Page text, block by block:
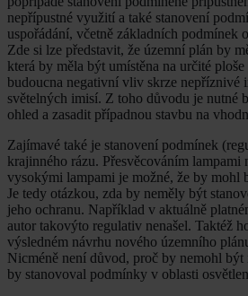
nepřípustné využití a také stanovení
uspořádání, včetně základních podmínek
Zde si lze představit, že územní plán by
která by měla být umístěna na určité
budoucna negativní vliv skrze nepříznivé
světelných imisí. Z toho důvodu je nutné
ohled a zasadit případnou stavbu na
Zajímavé také je stanovení podmínek
krajinného rázu. Přesvěcováním lampami
vysokými lampami je možné, že by mohl
Je tedy otázkou, zda by neměly být
jeho ochranu. Například v aktuálně
autor takovýto regulativ nenašel. Taktéž
výsledném návrhu nového územního
Nicméně není důvod, proč by nemohl
by stanovoval podmínky v oblasti